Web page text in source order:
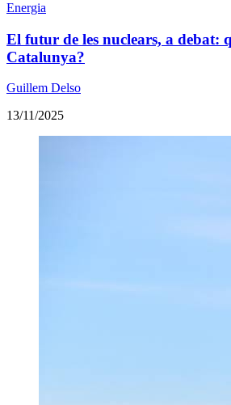
Energia
El futur de les nuclears, a debat:
Catalunya?
Guillem Delso
13/11/2025